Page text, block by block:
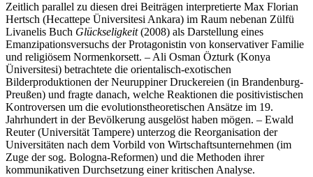
Zeitlich parallel zu diesen drei Beiträgen interpretierte Max Florian
Hertsch (Hecattepe Üniversitesi Ankara) im Raum nebenan Zülfü
Livanelis Buch Glückseligkeit(2008) als Darstellung eines
Emanzipationsversuchs der Protagonistin von konservativer Familie
und religiösem Normenkorsett. – Ali Osman Özturk (Konya
Üniversitesi) betrachtete die orientalisch-exotischen
Bilderproduktionen der Neuruppiner Druckereien (in Brandenburg-
Preußen) und fragte danach, welche Reaktionen die positivistischen
Kontroversen um die evolutionstheoretischen Ansätze im 19.
Jahrhundert in der Bevölkerung ausgelöst haben mögen. – Ewald
Reuter (Universität Tampere) unterzog die Reorganisation der
Universitäten nach dem Vorbild von Wirtschaftsunternehmen (im
Zuge der sog. Bologna-Reformen) und die Methoden ihrer
kommunikativen Durchsetzung einer kritischen Analyse.